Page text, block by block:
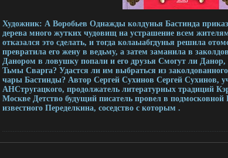
Художник: А Воробьев Однажды колдунья Бастинда
дерева много жутких чудовищ на устрашение всем
отказался это сделать, и тогда колаыабгдунья решила
превратила его жену в ведьму, а затем заманила в
Данором в ловушку попали и его друзья Смогут ли
Тьмы Сварга? Удастся ли им выбраться из
чары Бастинды? Автор Сергей Сухинов Сергей Сухинов,
АНСтругацкого, продолжатель литературных традиций
Москве Детство будущий писатель провел в подмосковной
известного Переделкина, соседство с которым .